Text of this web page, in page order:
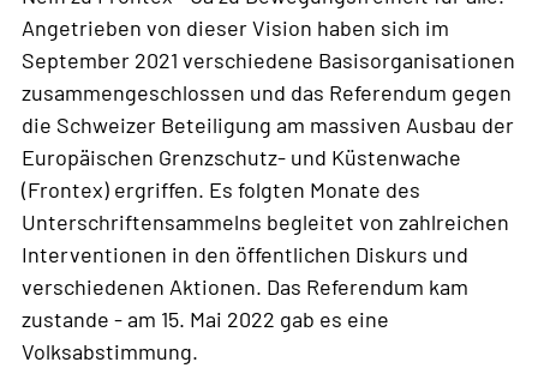
Angetrieben von dieser Vision haben sich im
September 2021 verschiedene Basisorganisationen
zusammengeschlossen und das Referendum gegen
die Schweizer Beteiligung am massiven Ausbau der
Europäischen Grenzschutz- und Küstenwache
(Frontex) ergriffen. Es folgten Monate des
Unterschriftensammelns begleitet von zahlreichen
Interventionen in den öffentlichen Diskurs und
verschiedenen Aktionen. Das Referendum kam
zustande - am 15. Mai 2022 gab es eine
Volksabstimmung.